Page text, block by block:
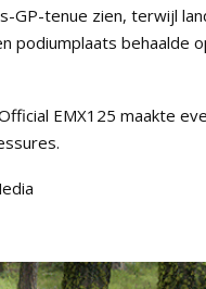
GP-tenue zien, terwijl
podiumplaats behaalde
Official EMX125 maakte